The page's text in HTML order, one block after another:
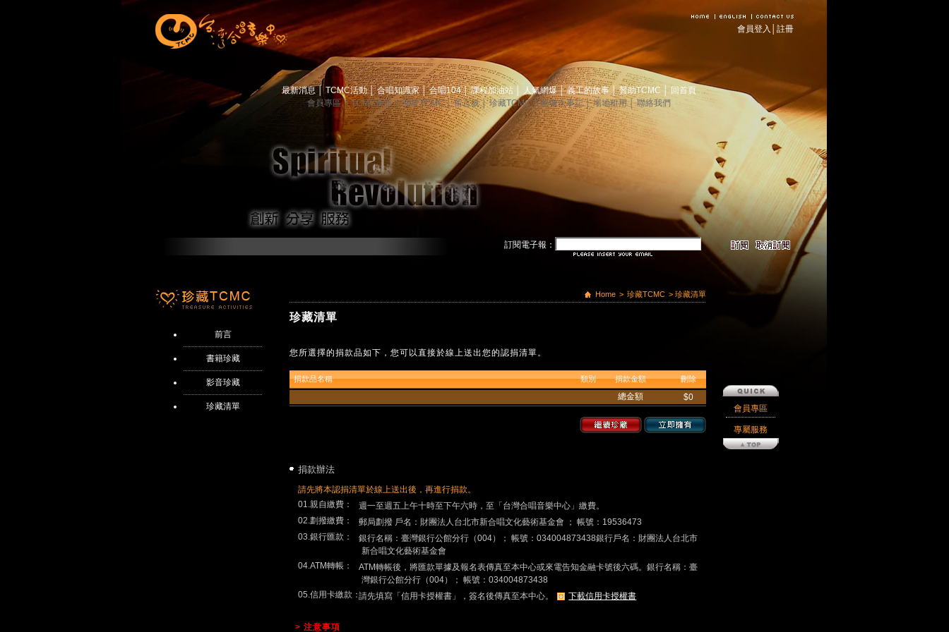
註冊
會員登入
最新消息 TCMC活動│ 合唱知識家│ 合唱104│ 課程加油站 人氣網爆│ 義工的故事 │ 贊助TCMC │ 回首頁
會員專區│ TCMC會訊│ 關於TCMC│ 留言板│ 珍藏TCMC│ 映像大事記│ 場地租用│ 聯絡我們
訂閱電子報：
前言
書籍珍藏
影音珍藏
珍藏清單
Home > 珍藏TCMC > 珍藏清單
珍藏清單
您所選擇的捐款品如下，您可以直接於線上送出您的認捐清單。
捐款品名稱 類別 捐款金額 刪除
總金額 $0
捐款辦法
請先將本認捐清單於線上送出後，再進行捐款。
01.親自繳費：
週一至週五上午十時至下午六時，至「台灣合唱音樂中心」繳費。
02.劃撥繳費：
郵局劃撥 戶名：財團法人台北市新合唱文化藝術基金會 ； 帳號：19536473
03.銀行匯款：
銀行名稱：臺灣銀行公館分行（004）； 帳號：034004873438銀行戶名：財團法人台北市
新合唱文化藝術基金會
04.ATM轉帳：
ATM轉帳後，將匯款單據及報名表傳真至本中心或來電告知金融卡號後六碼。銀行名稱：臺
灣銀行公館分行（004）； 帳號：034004873438
05.信用卡繳款：請先填寫「信用卡授權書」，簽名後傳真至本中心。 下載信用卡授權書
> 注意事項
會員專區
專屬服務